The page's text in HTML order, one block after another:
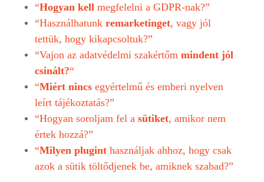
“Hogyan kell megfelelni a GDPR-nak?”
“Használhatunk remarketinget, vagy jól
tettük, hogy kikapcsoltuk?”
“Vajon az adatvédelmi szakértőm mindent jól
csinált?“
“Miért nincsegyértelmű és emberi nyelven
leírt tájékoztatás?”
“Hogyan soroljam fel a sütiket, amikor nem
értek hozzá?”
“Milyen pluginthasználjak ahhoz, hogy csak
azok a sütik töltődjenek be, amiknek szabad?”